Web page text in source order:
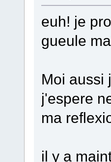
euh! je
gueule
Moi aussi
j'espere
ma
il y a